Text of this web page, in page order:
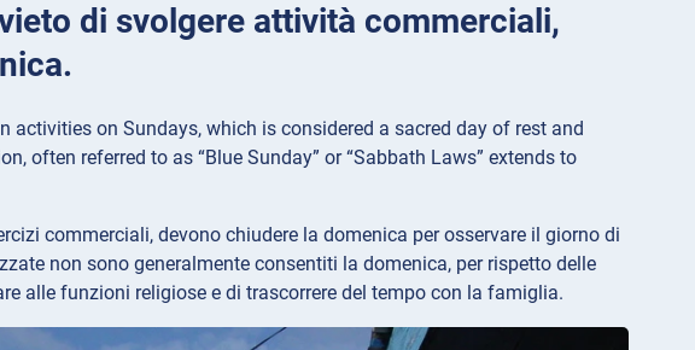
di svolgere attività commerciali,
on Sundays, which is considered a sacred day of rest and
often referred to as “Blue Sunday” or “Sabbath Laws” extends to
commerciali, devono chiudere la domenica per osservare il giorno di
non sono generalmente consentiti la domenica, per rispetto delle
alle funzioni religiose e di trascorrere del tempo con la famiglia.